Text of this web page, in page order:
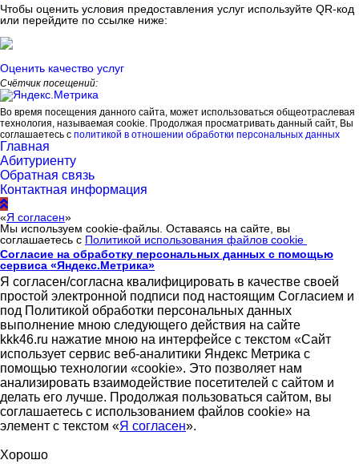
Чтобы оценить условия предоставления услуг используйте QR-код
или перейдите по ссылке ниже:
Оценить качество услуг
Счётчик посещений:
Во время посещения данного сайта, может использоваться общеотраслевая
технология, называемая cookie. Продолжая просматривать данный сайт, Вы
соглашаетесь с политикой в отношении обработки персональных данных
Главная
Абитуриенту
Обратная связь
Контактная информация
«Я согласен»
Мы используем cookie-файлы. Оставаясь на сайте, вы
соглашаетесь с Политикой использования файлов cookie
Согласие на обработку персональных данных с помощью
сервиса «Яндекс.Метрика»
Я согласен/согласна квалифицировать в качестве своей
простой электронной подписи под настоящим Согласием и
под Политикой обработки персональных данных
выполнение мною следующего действия на сайте
kkk46.ru нажатие мною на интерфейсе с текстом «Сайт
использует сервис веб-аналитики Яндекс Метрика с
помощью технологии «cookie». Это позволяет нам
анализировать взаимодействие посетителей с сайтом и
делать его лучше. Продолжая пользоваться сайтом, вы
соглашаетесь с использованием файлов cookie» на
элемент с текстом «Я согласен».
Хорошо